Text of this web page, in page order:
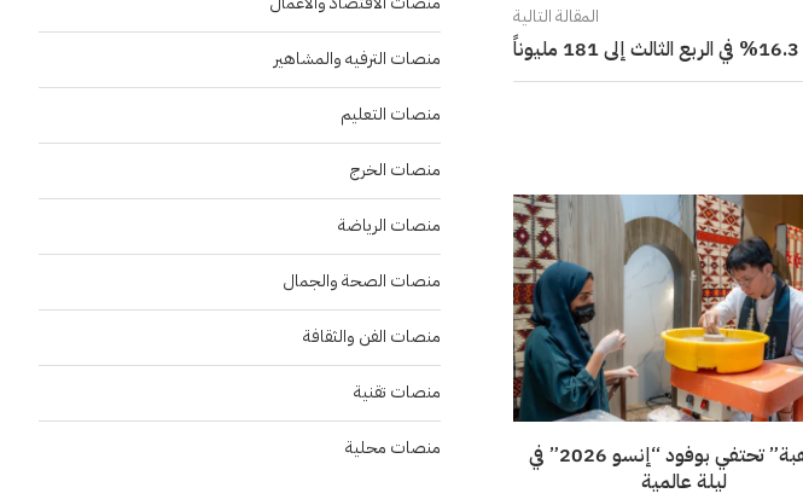
المقالة التالية
“موهبة” تحتفي بوفود “إنسو 2026” في
ليلة عالمية
منصات الترفيه والمشاهير
منصات التعليم
منصات الخرج
منصات الرياضة
منصات الصحة والجمال
منصات الفن والثقافة
منصات تقنية
منصات محلية